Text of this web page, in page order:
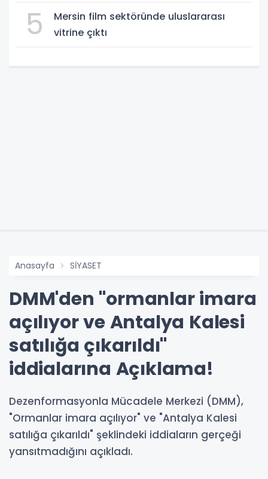
5
Mersin film sektöründe uluslararası
vitrine çıktı
Anasayfa SİYASET
DMM'den "ormanlar imara
açılıyor ve Antalya Kalesi
satılığa çıkarıldı"
iddialarına Açıklama!
Dezenformasyonla Mücadele Merkezi (DMM),
"Ormanlar imara açılıyor" ve "Antalya Kalesi
satılığa çıkarıldı" şeklindeki iddiaların gerçeği
yansıtmadığını açıkladı.